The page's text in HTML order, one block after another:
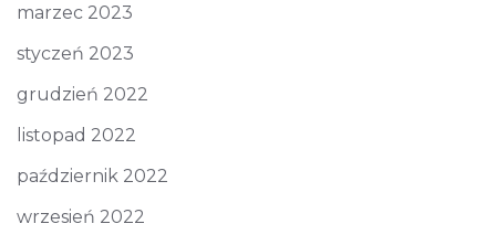
marzec 2023
styczeń 2023
grudzień 2022
listopad 2022
październik 2022
wrzesień 2022